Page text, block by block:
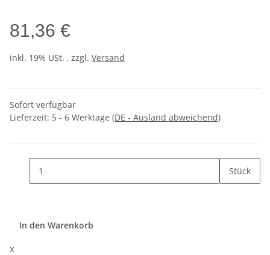
81,36 €
inkl. 19% USt. , zzgl. Versand
Sofort verfügbar
Lieferzeit: 5 - 6 Werktage (DE - Ausland abweichend)
Stück
In den Warenkorb
x